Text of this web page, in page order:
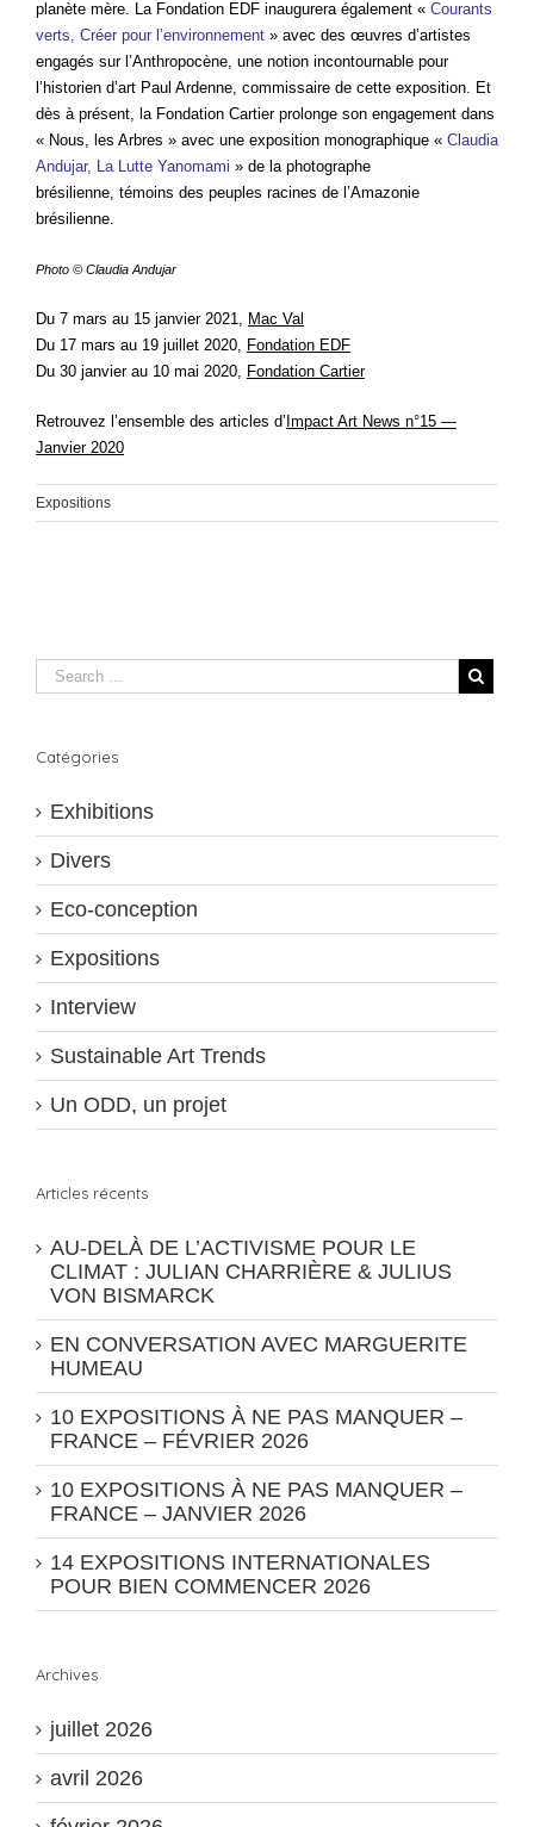
planète mère. La Fondation EDF inaugurera également « Courants
verts, Créer pour l’environnement » avec des œuvres d’artistes
engagés sur l’Anthropocène, une notion incontournable pour
l’historien d’art Paul Ardenne, commissaire de cette exposition. Et
dès à présent, la Fondation Cartier prolonge son engagement dans
« Nous, les Arbres » avec une exposition monographique « Claudia
Andujar, La Lutte Yanomami » de la photographe
brésilienne, témoins des peuples racines de l’Amazonie
brésilienne.
Photo © Claudia Andujar
Du 7 mars au 15 janvier 2021, Mac Val
Du 17 mars au 19 juillet 2020, Fondation EDF
Du 30 janvier au 10 mai 2020, Fondation Cartier
Retrouvez l’ensemble des articles d’ Impact Art News n°15 —
Janvier 2020
Expositions
Catégories
Exhibitions
Divers
Eco-conception
Expositions
Interview
Sustainable Art Trends
Un ODD, un projet
Articles récents
AU-DELÀ DE L’ACTIVISME POUR LE
CLIMAT : JULIAN CHARRIÈRE & JULIUS
VON BISMARCK
EN CONVERSATION AVEC MARGUERITE
HUMEAU
10 EXPOSITIONS À NE PAS MANQUER –
FRANCE – FÉVRIER 2026
10 EXPOSITIONS À NE PAS MANQUER –
FRANCE – JANVIER 2026
14 EXPOSITIONS INTERNATIONALES
POUR BIEN COMMENCER 2026
Archives
juillet 2026
avril 2026